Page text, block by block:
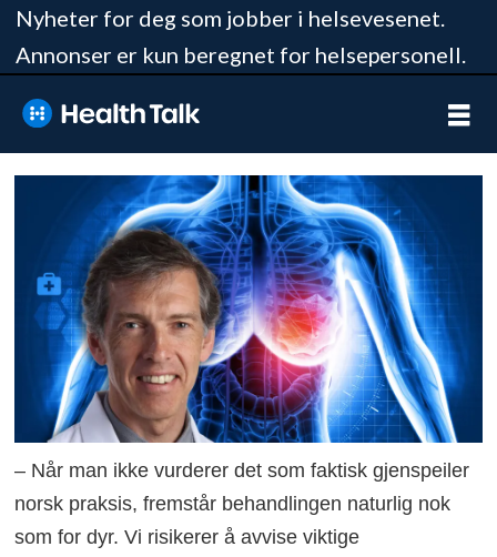
Nyheter for deg som jobber i helsevesenet.
Annonser er kun beregnet for helsepersonell.
– Når man ikke vurderer det som faktisk gjenspeiler
norsk praksis, fremstår behandlingen naturlig nok
som for dyr. Vi risikerer å avvise viktige